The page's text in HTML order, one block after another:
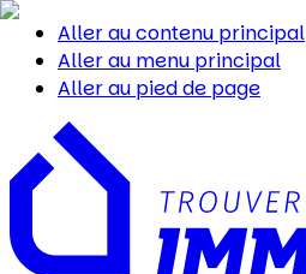
Aller au contenu principal
Aller au menu principal
Aller au pied de page